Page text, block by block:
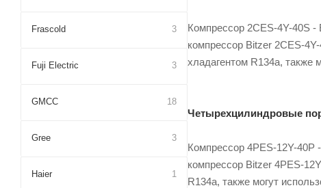
Компрессор 2CES-4Y-40S
компрессор Bitzer 2CES-
хладагентом R134a, также
Четырехцилиндровые
Компрессор 4PES-12Y-40P
компрессор Bitzer 4PES-
R134a, также могут
Frascold 3
Fuji Electric 3
GMCC 18
Gree 3
Haier 1